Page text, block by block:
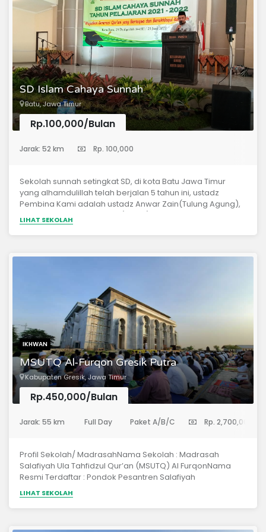
SD Islam Cahaya Sunnah
Batu, Jawa Timur
Rp.100,000/Bulan
Jarak: 52 km Rp. 100,000
Sekolah sunnah setingkat SD, di kota Batu Jawa Timur
yang alhamdulillah telah berjalan 5 tahun ini, ustadz
Pembina Kami adalah ustadz Anwar Zain(Tulung Agung),
dan ustadz Abdullah Amin(Kediri).
LIHAT SEKOLAH
IKHWAN
MSUTQ Al-Furqon Gresik Putra
Kabupaten Gresik, Jawa Timur
Rp.450,000/Bulan
Jarak: 55 km Full Day Paket A/B/C Rp. 2,700,000
Profil Sekolah/ MadrasahNama Sekolah : Madrasah
Salafiyah Ula Tahfidzul Qur’an (MSUTQ) Al FurqonNama
Resmi Terdaftar : Pondok Pesantren Salafiyah
Tahun Tingkat/ JenjangUla (setingkat SD/MI)Alamat/
Domisili : Jl. Perikanan, RT 02/ RW 01, DesaSrowo, Kec.
LIHAT SEKOLAH